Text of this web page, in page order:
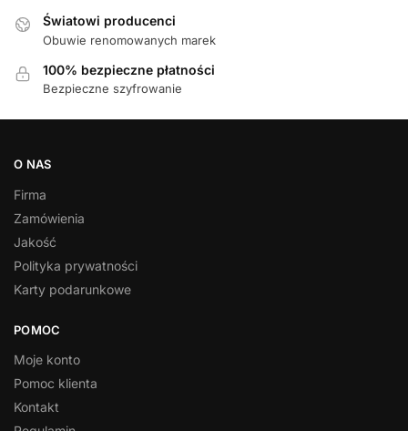
Światowi producenci
Obuwie renomowanych marek
100% bezpieczne płatności
Bezpieczne szyfrowanie
O NAS
Firma
Zamówienia
Jakość
Polityka prywatności
Karty podarunkowe
POMOC
Moje konto
Pomoc klienta
Kontakt